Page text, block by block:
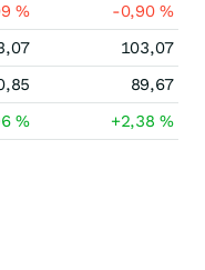
% -0,90%
103,07
89,67
% +2,38%